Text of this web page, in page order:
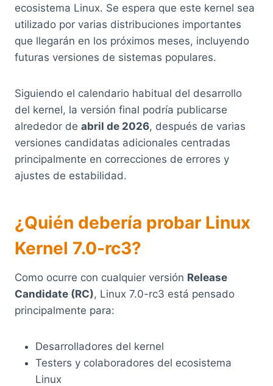
ecosistema Linux. Se espera que este kernel sea
utilizado por varias distribuciones importantes
que llegarán en los próximos meses, incluyendo
futuras versiones de sistemas populares.
Siguiendo el calendario habitual del desarrollo
del kernel, la versión final podría publicarse
alrededor de abril de 2026, después de varias
versiones candidatas adicionales centradas
principalmente en correcciones de errores y
ajustes de estabilidad.
¿Quién debería probar Linux
Kernel 7.0-rc3?
Como ocurre con cualquier versión Release
Candidate (RC), Linux 7.0-rc3 está pensado
principalmente para:
Desarrolladores del kernel
Testers y colaboradores del ecosistema
Linux